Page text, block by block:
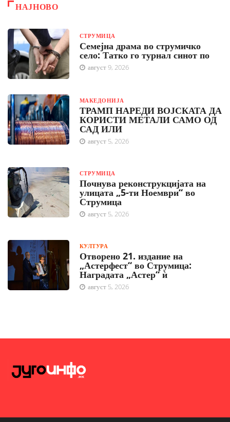
НАЈНОВО
СТРУМИЦА
Семејна драма во струмичко
село: Татко го турнал синот по
август 9, 2026
МАКЕДОНИЈА
ТРАМП НАРЕДИ ВОЈСКАТА ДА
КОРИСТИ МЕТАЛИ САМО ОД
САД ИЛИ
август 5, 2026
СТРУМИЦА
Почнува реконструкцијата на
улицата „5-ти Ноември“ во
Струмица
август 5, 2026
КУЛТУРА
Отворено 21. издание на
„Астерфест“ во Струмица:
Наградата „Астер“ ѝ
август 5, 2026